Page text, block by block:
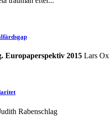
Europaperspektiv 2015 Lars
Rabenschlag